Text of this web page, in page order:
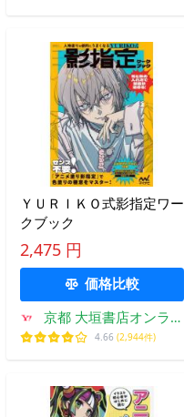
ＹＵＲＩＫＯ式影指定ワー
クブック
2,475 円
価格比較
京都 大垣書店オンライ
ン
4.66 (2,944件)